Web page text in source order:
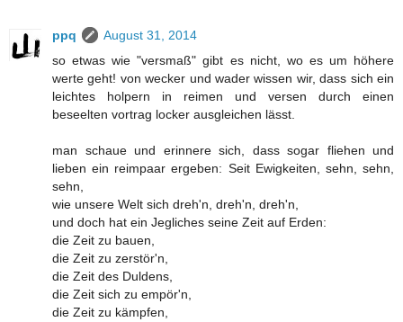
ppq
August 31, 2014
so etwas wie "versmaß" gibt es nicht, wo es um höhere
werte geht! von wecker und wader wissen wir, dass sich ein
leichtes holpern in reimen und versen durch einen
beseelten vortrag locker ausgleichen lässt.
man schaue und erinnere sich, dass sogar fliehen und
lieben ein reimpaar ergeben: Seit Ewigkeiten, sehn, sehn,
sehn,
wie unsere Welt sich dreh'n, dreh'n, dreh'n,
und doch hat ein Jegliches seine Zeit auf Erden:
die Zeit zu bauen,
die Zeit zu zerstör'n,
die Zeit des Duldens,
die Zeit sich zu empör'n,
die Zeit zu kämpfen,